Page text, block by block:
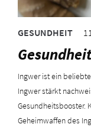
GESUNDHEIT
Ingwer ist ein
Ingwer stärkt
Gesundheitsbooster.
Geheimwaffen des